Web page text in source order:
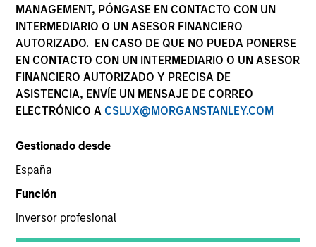
MANAGEMENT, PÓNGASE EN CONTACTO CON UN
INTERMEDIARIO O UN ASESOR FINANCIERO
AUTORIZADO. EN CASO DE QUE NO PUEDA PONERSE
EN CONTACTO CON UN INTERMEDIARIO O UN ASESOR
FINANCIERO AUTORIZADO Y PRECISA DE
ASISTENCIA, ENVÍE UN MENSAJE DE CORREO
ELECTRÓNICO A CSLUX@MORGANSTANLEY.COM
Gestionado desde
España
Función
Inversor profesional
Equipos
Ofrecemos a nuestros clientes una amplia gama
de estrategias de renta variable impulsadas por
experiencia local.